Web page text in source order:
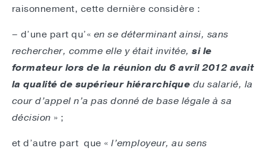
raisonnement, cette dernière considère :
– d’une part qu’« en se déterminant ainsi, sans
rechercher, comme elle y était invitée,si le
formateur lors de la réunion du 6 avril 2012 avait
la qualité de supérieur hiérarchique du salarié, la
cour d’appel n’a pas donné de base légale à sa
décision » ;
et d’autre part que «l’employeur, au sens